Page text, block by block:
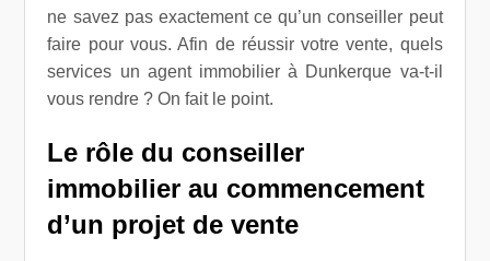
ne savez pas exactement ce qu’un conseiller peut
faire pour vous. Afin de réussir votre vente, quels
services un agent immobilier à Dunkerque va-t-il
vous rendre ? On fait le point.
Le rôle du conseiller
immobilier au commencement
d’un projet de vente